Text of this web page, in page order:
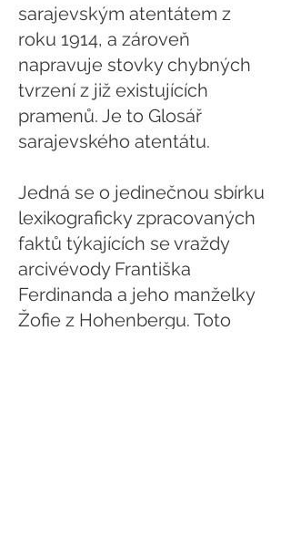
sarajevským atentátem z
roku 1914, a zároveň
napravuje stovky chybných
tvrzení z již existujících
pramenů. Je to Glosář
sarajevského atentátu.
Jedná se o jedinečnou sbírku
lexikograficky zpracovaných
faktů týkajících se vraždy
arcivévody Františka
Ferdinanda a jeho manželky
Žofie z Hohenbergu. Toto